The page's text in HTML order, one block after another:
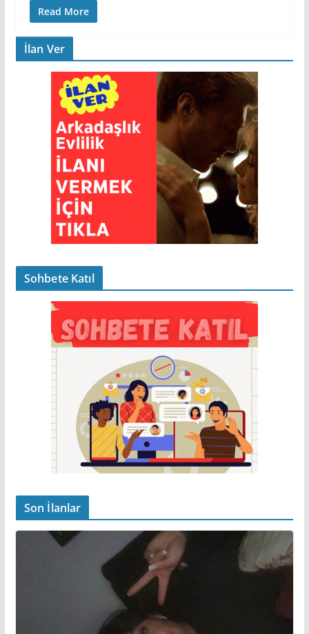
Read More
İlan Ver
Sohbete Katıl
Son İlanlar